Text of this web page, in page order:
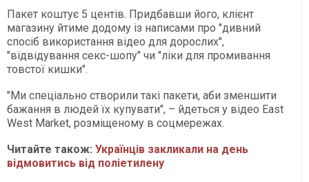
Пакет коштує 5 центів. Придбавши його, клієнт
магазину йтиме додому із написами про "дивний
спосіб використання відео для дорослих",
"відвідування секс-шопу" чи "ліки для промивання
товстої кишки".
"Ми спеціально створили такі пакети, аби зменшити
бажання в людей їх купувати", – йдеться у відео East
West Market, розміщеному в соцмережах.
Читайте також: Українців закликали на день
відмовитись від поліетилену